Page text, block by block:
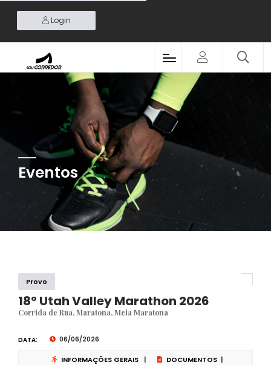
Login
Eventos
Provo
18° Utah Valley Marathon 2026
Corrida de Rua, Maratona, Meia Maratona
DATA: 06/06/2026
INFORMAÇÕES GERAIS | DOCUMENTOS |